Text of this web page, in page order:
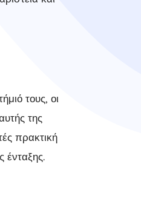
τους, οι
της
πρακτική
ένταξης.